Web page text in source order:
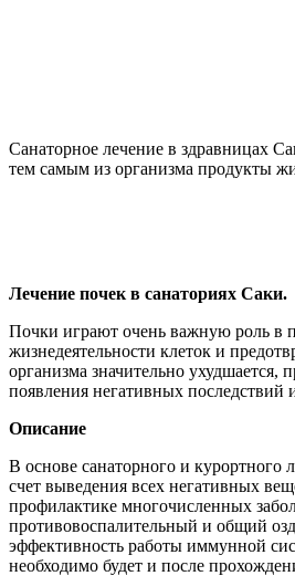
Санаторное лечение в здравницах
тем самым из организма продукты
Лечение почек в санаториях Саки.
Почки играют очень важную роль в
жизнедеятельности клеток и
организма значительно ухудшается,
появления негативных последствий
Описание
В основе санаторного и курортного
счет выведения всех негативных
профилактике многочисленных
противовоспалительный и общий
эффективность работы иммунной
необходимо будет и после